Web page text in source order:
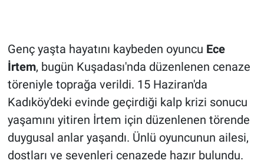
Genç yaşta hayatını kaybeden oyuncu Ece
İrtem, bugün Kuşadası'nda düzenlenen cenaze
töreniyle toprağa verildi. 15 Haziran'da
Kadıköy'deki evinde geçirdiği kalp krizi sonucu
yaşamını yitiren İrtem için düzenlenen törende
duygusal anlar yaşandı. Ünlü oyuncunun ailesi,
dostları ve sevenleri cenazede hazır bulundu.